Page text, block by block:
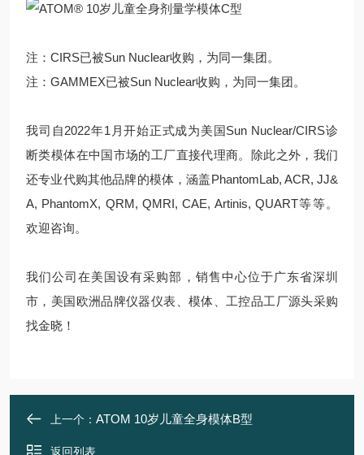
注：CIRS已被Sun Nuclear收购，为同一集团。
注：GAMMEX已被Sun Nuclear收购，为同一集团。
我司自2022年1月开始正式成为美国Sun Nuclear/CIRS诊
断类模体在中国市场的工厂直接代理商。除此之外，我们
还专业代购其他品牌的模体，涵盖PhantomLab, ACR, JJ&
A, PhantomX, QRM, QMRI, CAE, Artinis, QUART等等。
欢迎咨询。
我们公司在美国设有采购部，销售中心位于广东省深圳
市，美国欧洲品牌仪器仪表、模体、工控品工厂源头采购
找金晓！
上一个： ATOM 10岁儿童全身模体B型
返回列表